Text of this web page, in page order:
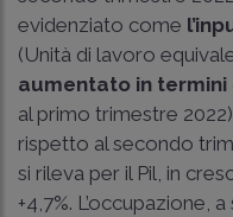
evidenziato come
(Unità di lavoro
aumentato in
al primo trimestre
rispetto al secondo
si rileva per il Pil, in
+4,7%. L’occupazione,